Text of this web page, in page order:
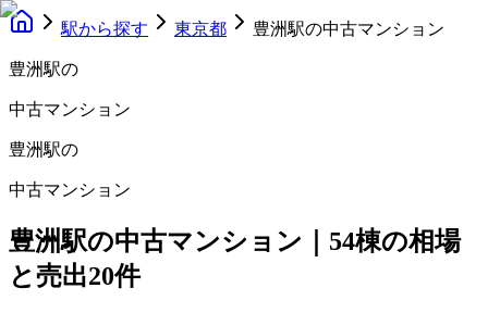
駅から探す 東京都 豊洲駅の中古マンション
豊洲駅の
中古マンション
豊洲駅の
中古マンション
豊洲駅の中古マンション｜54棟の相場
と売出20件